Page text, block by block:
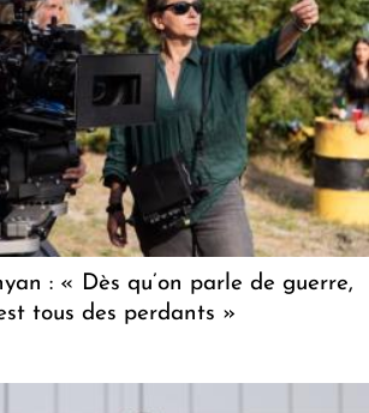
: « Dès qu’on parle de guerre,
tous des perdants »